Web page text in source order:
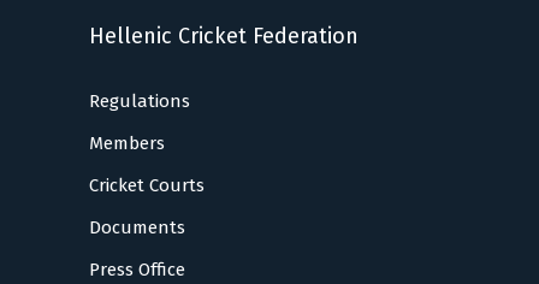
Hellenic Cricket Federation
Regulations
Members
Cricket Courts
Documents
Press Office